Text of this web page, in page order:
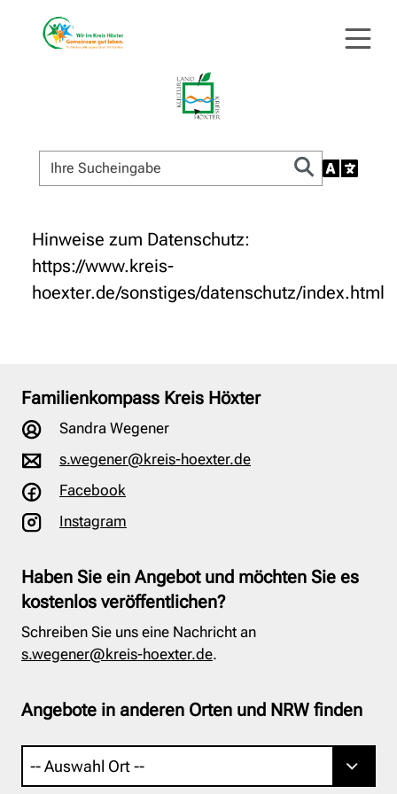
Hinweise zum Datenschutz:
https://www.kreis-
hoexter.de/sonstiges/datenschutz/index.html
Familienkompass Kreis Höxter
Sandra Wegener
s.wegener@kreis-hoexter.de
Facebook
Instagram
Haben Sie ein Angebot und möchten Sie es
kostenlos veröffentlichen?
Schreiben Sie uns eine Nachricht an
s.wegener@kreis-hoexter.de.
Angebote in anderen Orten und NRW finden